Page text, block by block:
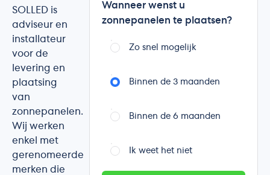
SOLLED is
adviseur en
installateur
voor de
levering en
plaatsing
van
zonnepanelen.
Wij werken
enkel met
gerenomeerde
merken die
Wanneer wenst u
zonnepanelen te plaatsen?
Zo snel mogelijk
Binnen de 3 maanden
Binnen de 6 maanden
Ik weet het niet